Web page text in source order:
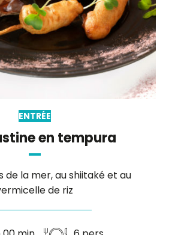
ENTRÉE
en tempura
de la mer, au shiitaké et au
de riz